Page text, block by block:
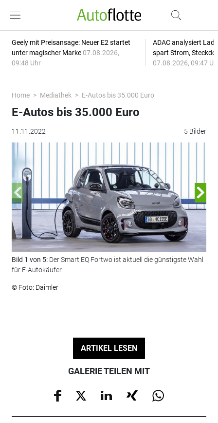
Geely mit Preisansage: Neuer E2 startet
unter magischer Marke 07.08.2026,
09:48 Uhr
ADAC analysiert
spart Strom,
07.08.2026, 09:47
Home Mediathek E-Autos bis 35.000 Euro
11.11.2022 5 Bilder
E-Autos bis 35.000 Euro
Bild 1 von 5: Der Smart EQ Fortwo ist aktuell die günstigste Wahl
für E-Autokäufer.
© Foto: Daimler
ARTIKEL LESEN
GALERIE TEILEN MIT